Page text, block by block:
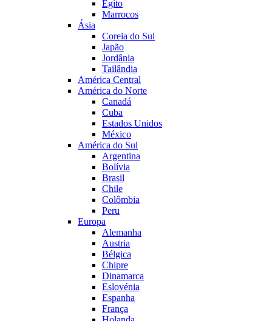
Egito
Marrocos
Ásia
Coreia do Sul
Japão
Jordânia
Tailândia
América Central
América do Norte
Canadá
Cuba
Estados Unidos
México
América do Sul
Argentina
Bolívia
Brasil
Chile
Colômbia
Peru
Europa
Alemanha
Austria
Bélgica
Chipre
Dinamarca
Eslovénia
Espanha
França